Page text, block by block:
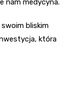
nam medycyna.
bliskim
która